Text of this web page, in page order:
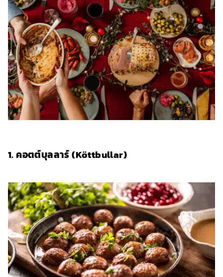
1. คอตต์บุลลาร์ (Köttbullar)